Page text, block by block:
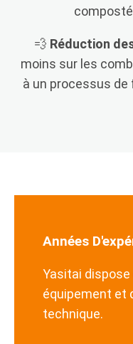
💨 Réduction
moins sur les
à un processus
Années
Yasitai
équipement et
technique.